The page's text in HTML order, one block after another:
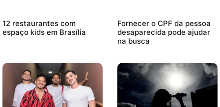
12 restaurantes com
espaço kids em Brasília
Fornecer o CPF da pessoa
desaparecida pode ajudar
na busca